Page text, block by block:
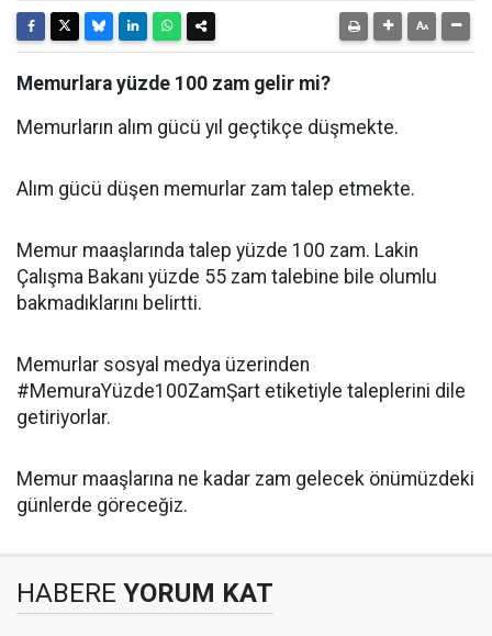
Memurlara yüzde 100 zam gelir mi?
Memurların alım gücü yıl geçtikçe düşmekte.
Alım gücü düşen memurlar zam talep etmekte.
Memur maaşlarında talep yüzde 100 zam. Lakin
Çalışma Bakanı yüzde 55 zam talebine bile olumlu
bakmadıklarını belirtti.
Memurlar sosyal medya üzerinden
#MemuraYüzde100ZamŞart etiketiyle taleplerini dile
getiriyorlar.
Memur maaşlarına ne kadar zam gelecek önümüzdeki
günlerde göreceğiz.
HABERE YORUM KAT